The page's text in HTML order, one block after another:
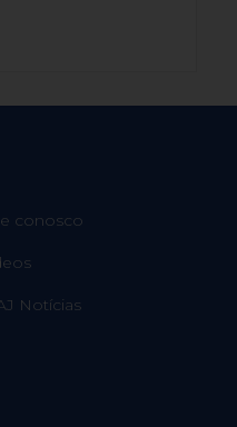
conosco
Notícias